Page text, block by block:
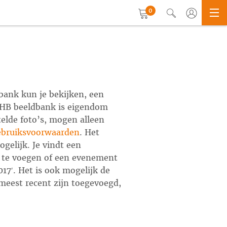
0
kun je bekijken, een
beeldbank is eigendom
foto’s, mogen alleen
. Het
Je vindt een
voegen of een evenement
Het is ook mogelijk de
recent zijn toegevoegd,